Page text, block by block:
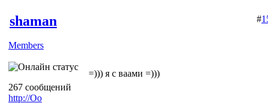
shaman
Members
267 сообщений
http://Оо
#
=))) я с ваами =)))